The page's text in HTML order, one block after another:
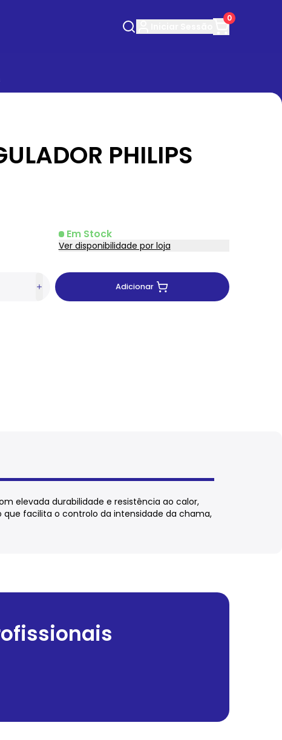
0
PHILIPS
Em Stock
Ver disponibilidade por loja
Adicionar
elevada durabilidade e resistência ao calor,
facilita o controlo da intensidade da chama,